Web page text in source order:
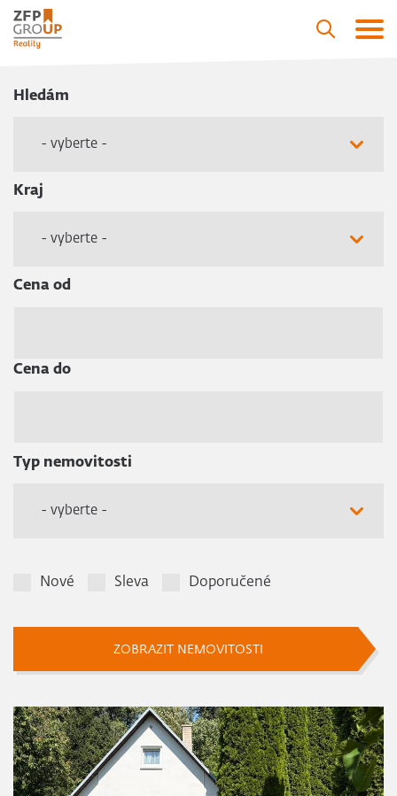
Hledám
- vyberte -
Kraj
- vyberte -
Cena od
Cena do
Typ nemovitosti
- vyberte -
Nové Sleva Doporučené
ZOBRAZIT NEMOVITOSTI